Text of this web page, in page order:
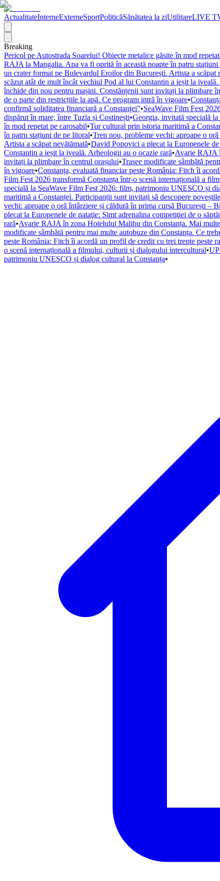
ActualitateInterneExterneSportPoliticăSănătatea la ziUtilitareLIVE
Breaking
Pericol pe Autostrada Soarelui! Obiecte metalice găsite în mod
RAJA la Mangalia. Apa va fi oprită în această noapte în patru stațiuni
un crater format pe Bulevardul Eroilor din București. Artista a scăpat
scăzut atât de mult încât vechiul Pod al lui Constantin a ieșit la
închide din nou pentru mașini. Constănțenii sunt invitați la plimbare
de o parte din restricțiile la apă. Ce program intră în vigoare•
confirmă soliditatea financiară a Constanței”•SeaWave Film Fest
dispărut în mare, între Tuzla și Costinești•Georgia, invitată specială
în mod repetat pe carosabil•Tur cultural prin istoria maritimă a
în patru stațiuni de pe litoral•Tren nou, probleme vechi: aproape o
Artista a scăpat nevătămată•David Popovici a plecat la Europenele
Constantin a ieșit la iveală. Arheologii au o ocazie rară•Avarie RAJA
invitați la plimbare în centrul orașului•Trasee modificate sâmbătă
în vigoare•Constanța, evaluată financiar peste România: Fitch îi
Film Fest 2026 transformă Constanța într-o scenă internațională a
specială la SeaWave Film Fest 2026: film, patrimoniu UNESCO și
maritimă a Constanței. Participanții sunt invitați să descopere
vechi: aproape o oră întârziere și căldură în prima cursă București –
plecat la Europenele de nataţie: Simt adrenalina competiţiei de o
rară•Avarie RAJA în zona Hotelului Malibu din Constanța. Mai
modificate sâmbătă pentru mai multe autobuze din Constanța. Ce
peste România: Fitch îi acordă un profil de credit cu trei trepte
o scenă internațională a filmului, culturii și dialogului intercultural•
patrimoniu UNESCO și dialog cultural la Constanța•